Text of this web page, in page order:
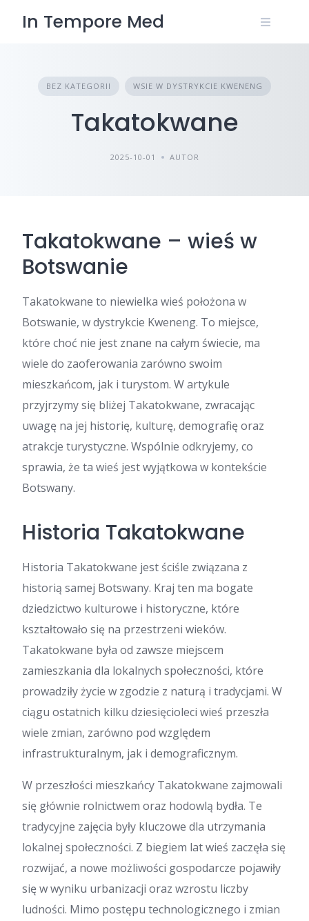
In Tempore Med
BEZ KATEGORII WSIE W DYSTRYKCIE KWENENG
Takatokwane
2025-10-01 AUTOR
Takatokwane – wieś w
Botswanie
Takatokwane to niewielka wieś położona w
Botswanie, w dystrykcie Kweneng. To miejsce,
które choć nie jest znane na całym świecie, ma
wiele do zaoferowania zarówno swoim
mieszkańcom, jak i turystom. W artykule
przyjrzymy się bliżej Takatokwane, zwracając
uwagę na jej historię, kulturę, demografię oraz
atrakcje turystyczne. Wspólnie odkryjemy, co
sprawia, że ta wieś jest wyjątkowa w kontekście
Botswany.
Historia Takatokwane
Historia Takatokwane jest ściśle związana z
historią samej Botswany. Kraj ten ma bogate
dziedzictwo kulturowe i historyczne, które
kształtowało się na przestrzeni wieków.
Takatokwane była od zawsze miejscem
zamieszkania dla lokalnych społeczności, które
prowadziły życie w zgodzie z naturą i tradycjami. W
ciągu ostatnich kilku dziesięcioleci wieś przeszła
wiele zmian, zarówno pod względem
infrastrukturalnym, jak i demograficznym.
W przeszłości mieszkańcy Takatokwane zajmowali
się głównie rolnictwem oraz hodowlą bydła. Te
tradycyjne zajęcia były kluczowe dla utrzymania
lokalnej społeczności. Z biegiem lat wieś zaczęła się
rozwijać, a nowe możliwości gospodarcze pojawiły
się w wyniku urbanizacji oraz wzrostu liczby
ludności. Mimo postępu technologicznego i zmian